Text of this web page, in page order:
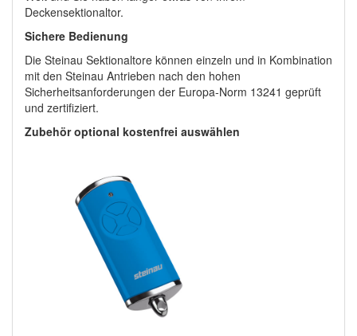
Deckensektionaltor.
Sichere Bedienung
Die Steinau Sektionaltore können einzeln und in Kombination
mit den Steinau Antrieben nach den hohen
Sicherheitsanforderungen der Europa-Norm 13241 geprüft
und zertifiziert.
Zubehör optional kostenfrei auswählen